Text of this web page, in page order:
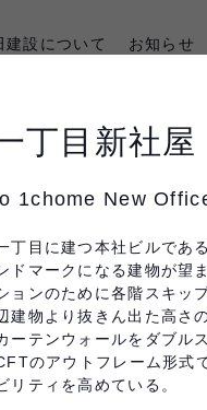
建設について お知らせ
丁目新社屋
1chome New
丁目に建つ本社ビルであ
ドマークになる建物が望
ョンのために各階スキッ
建物より抜きん出た高さ
ーテンウォールをダブル
のアウトフレーム形式
リティを高めている。